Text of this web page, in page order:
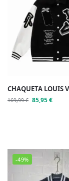
CHAQUETA LOUIS
169,99€ 85,95€
-49%